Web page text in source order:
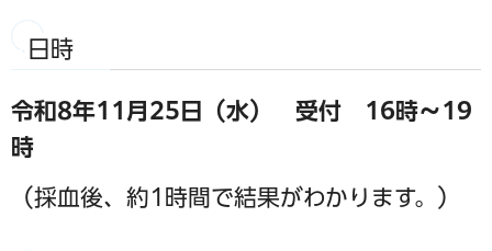
日時
令和8年11月25日（水） 受付 16時～19
時
（採血後、約1時間で結果がわかります。）